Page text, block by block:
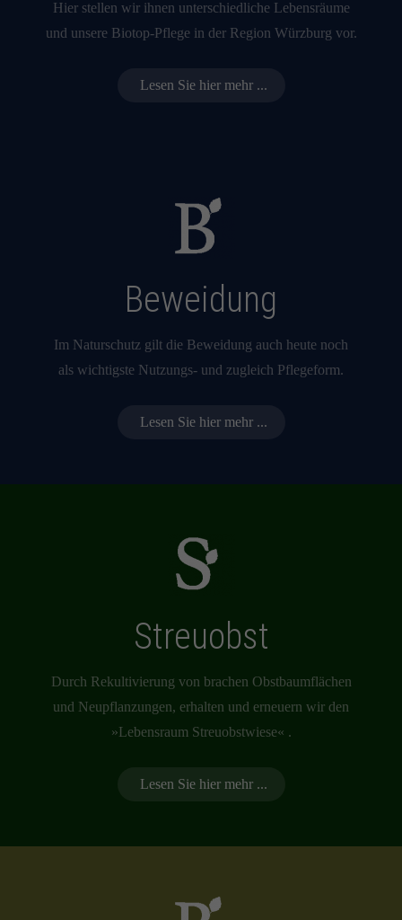
Hier stellen wir ihnen unterschiedliche Lebensräume
und unsere Biotop-Pflege in der Region Würzburg vor.
Lesen Sie hier mehr ...
Beweidung
Im Naturschutz gilt die Beweidung auch heute noch
als wichtigste Nutzungs- und zugleich Pflegeform.
Lesen Sie hier mehr ...
Streuobst
Durch Rekultivierung von brachen Obstbaumflächen
und Neupflanzungen, erhalten und erneuern wir den
»Lebensraum Streuobstwiese« .
Lesen Sie hier mehr ...